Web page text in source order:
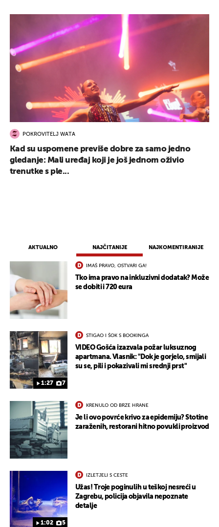
AKTUALNO NAJČITANIJE NAJKOMENTIRANIJE
IMAŠ PRAVO, OSTVARI GA!
Tko ima pravo na inkluzivni dodatak? Može
se dobiti i 720 eura
1:27 7
STIGAO I ŠOK S BOOKINGA
VIDEO Gošća izazvala požar luksuznog
apartmana. Vlasnik: "Dok je gorjelo, smijali
su se, pili i pokazivali mi srednji prst"
KRENULO OD BRZE HRANE
Je li ovo povrće krivo za epidemiju? Stotine
zaraženih, restorani hitno povukli proizvod
1:02 5
IZLETJELI S CESTE
Užas! Troje poginulih u teškoj nesreći u
Zagrebu, policija objavila nepoznate
detalje
POKROVITELJ WATA
Kad su uspomene previše dobre za samo jedno
gledanje: Mali uređaj koji je još jednom oživio
trenutke s ple...